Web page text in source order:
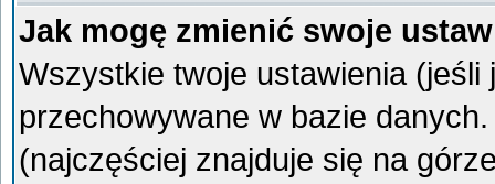
Jak mogę zmienić swoje
Wszystkie twoje ustawienia
przechowywane w bazie
(najczęściej znajduje się na